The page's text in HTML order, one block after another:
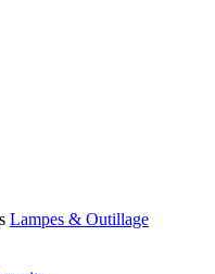
Lampes & Outillage